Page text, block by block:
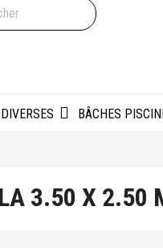
BÂCHES
3.50 X 2.50